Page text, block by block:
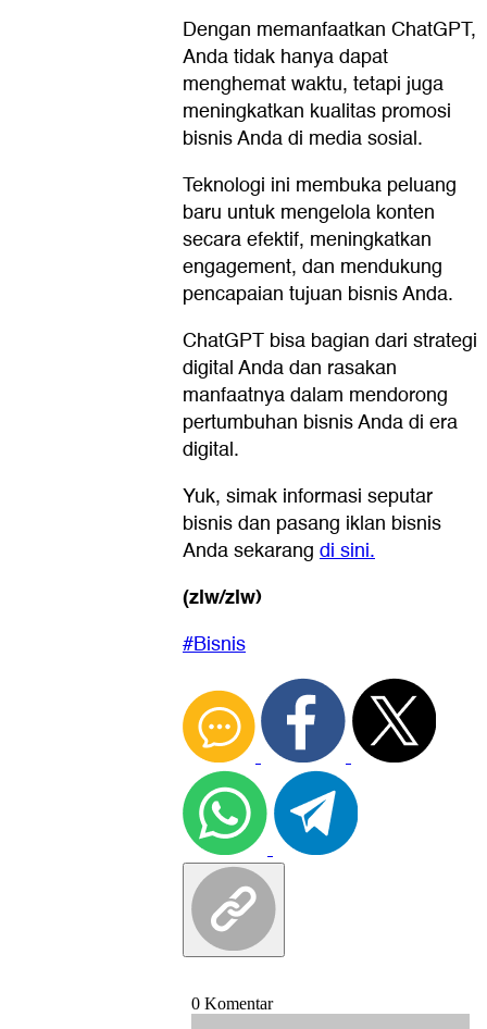
Dengan memanfaatkan ChatGPT,
Anda tidak hanya dapat
menghemat waktu, tetapi juga
meningkatkan kualitas promosi
bisnis Anda di media sosial.
Teknologi ini membuka peluang
baru untuk mengelola konten
secara efektif, meningkatkan
engagement, dan mendukung
pencapaian tujuan bisnis Anda.
ChatGPT bisa bagian dari strategi
digital Anda dan rasakan
manfaatnya dalam mendorong
pertumbuhan bisnis Anda di era
digital.
Yuk, simak informasi seputar
bisnis dan pasang iklan bisnis
Anda sekarang di sini.
(zlw/zlw)
#Bisnis